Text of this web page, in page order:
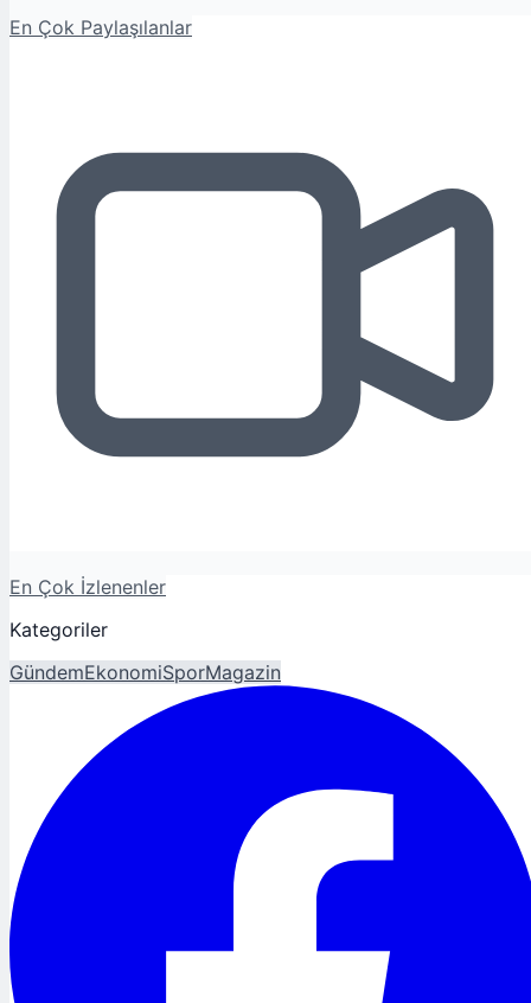
En Çok Paylaşılanlar
En Çok İzlenenler
Kategoriler
GündemEkonomiSporMagazin